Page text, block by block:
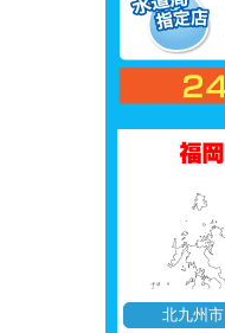
北九州市